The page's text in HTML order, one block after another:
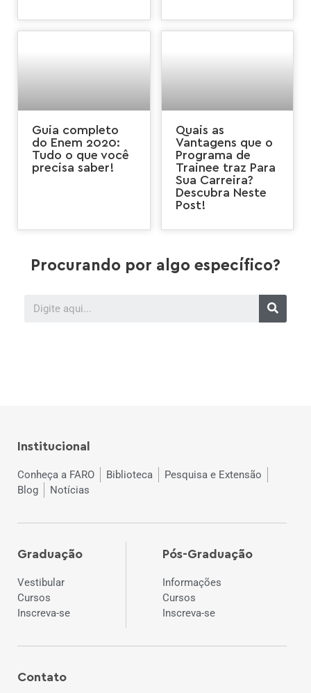
Guia completo
do Enem 2020:
Tudo o que você
precisa saber!
Quais as
Vantagens que o
Programa de
Trainee traz Para
Sua Carreira?
Descubra Neste
Post!
Procurando por algo específico?
Institucional
Conheça a FARO Biblioteca
Pesquisa e Extensão
Blog
Notícias
Graduação
Vestibular
Cursos
Inscreva-se
Pós-Graduação
Informações
Cursos
Inscreva-se
Contato